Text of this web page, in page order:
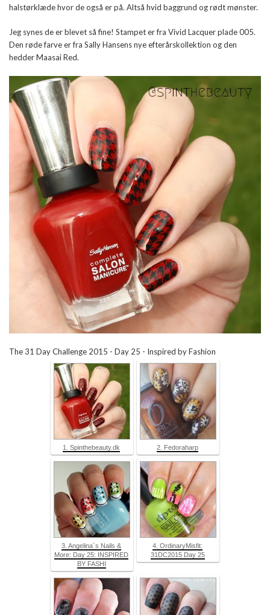
halstørklæde hvor de også er på. Altså hvid baggrund og rødt mønster.
Jeg synes de er blevet så fine! Stampet er fra Vivid Lacquer plade 005.
Den røde farve er fra Sally Hansens nye efterårskollektion og den
hedder Maasai Red.
The 31 Day Challenge 2015 - Day 25 - Inspired by Fashion
1. Spinthebeauty.dk 2. Fedoraharp
3. Angelina´s Nails &
More: Day 25: INSPIRED
BY FASHI
4. OrdinaryMisfit:
31DC2015 Day 25